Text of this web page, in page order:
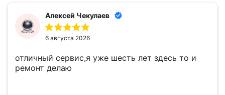
Алексей Чекулаев
6 августа 2026
отличный сервис,я уже шесть лет здесь то и
ремонт делаю